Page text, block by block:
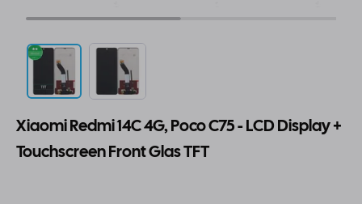
Xiaomi Redmi 14C 4G, Poco C75 - LCD Display +
Touchscreen Front Glas TFT